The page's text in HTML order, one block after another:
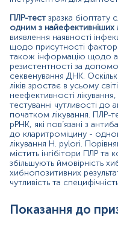
Позитивний
Helicobacter pylori.
Повідомляється про
найпоширеніших
рибосомної РНК
вказують на
Причини зниження рівня:
Негативний
pylori в зразку
ДНК збудника у
методу.
Матеріал
ПЛР-тестзразка біоптату
одним з найефективніших
виявлення наявності
щодо присутності
також інформацію щодо
резистентності за
секвенування ДНК.
ліків зростає в усьому
неефективності
тестуванні чутливості до
початком лікування. ПЛР-
рРНК, які пов’язані з
до кларитроміцину -
лікування H. pylori.
містить інгібітори ПЛР та
збільшують ймовірність
хибнопозитивних
чутливість та
Показання до